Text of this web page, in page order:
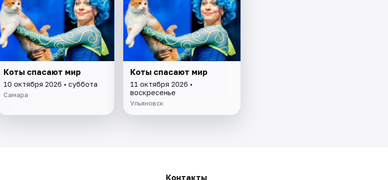
Коты спасают мир
10 октября 2026 • суббота
Самара
Коты спасают мир
11 октября 2026 •
воскресенье
Ульяновск
Контакты